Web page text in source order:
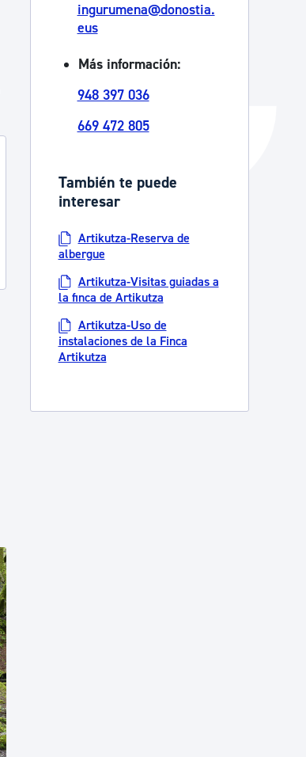
ingurumena@donostia.
eus
Más información:
948 397 036
669 472 805
También te puede
interesar
Artikutza-Reserva de
albergue
Artikutza-Visitas guiadas a
la finca de Artikutza
Artikutza-Uso de
instalaciones de la Finca
Artikutza